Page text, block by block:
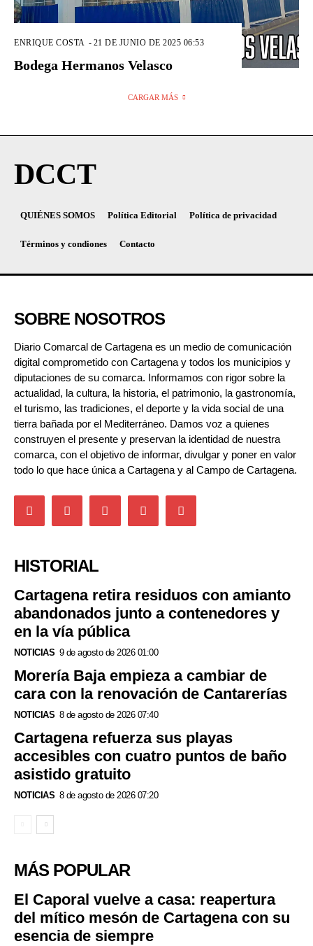
ENRIQUE COSTA - 21 DE JUNIO DE 2025 06:53
Bodega Hermanos Velasco
CARGAR MÁS
DCCT
QUIÉNES SOMOS Política Editorial Política de privacidad
Términos y condiones Contacto
SOBRE NOSOTROS
Diario Comarcal de Cartagena es un medio de comunicación
digital comprometido con Cartagena y todos los municipios y
diputaciones de su comarca. Informamos con rigor sobre la
actualidad, la cultura, la historia, el patrimonio, la gastronomía,
el turismo, las tradiciones, el deporte y la vida social de una
tierra bañada por el Mediterráneo. Damos voz a quienes
construyen el presente y preservan la identidad de nuestra
comarca, con el objetivo de informar, divulgar y poner en valor
todo lo que hace única a Cartagena y al Campo de Cartagena.
HISTORIAL
Cartagena retira residuos con amianto
abandonados junto a contenedores y
en la vía pública
NOTICIAS 9 de agosto de 2026 01:00
Morería Baja empieza a cambiar de
cara con la renovación de Cantarerías
NOTICIAS 8 de agosto de 2026 07:40
Cartagena refuerza sus playas
accesibles con cuatro puntos de baño
asistido gratuito
NOTICIAS 8 de agosto de 2026 07:20
MÁS POPULAR
El Caporal vuelve a casa: reapertura
del mítico mesón de Cartagena con su
esencia de siempre